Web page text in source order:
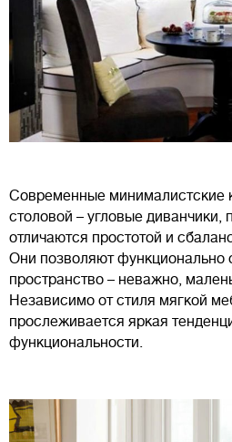
Современные минималистские
столовой – угловые диванчики,
отличаются простотой и
Они позволяют функционально
пространство – неважно,
Независимо от стиля мягкой
прослеживается яркая
функциональности.